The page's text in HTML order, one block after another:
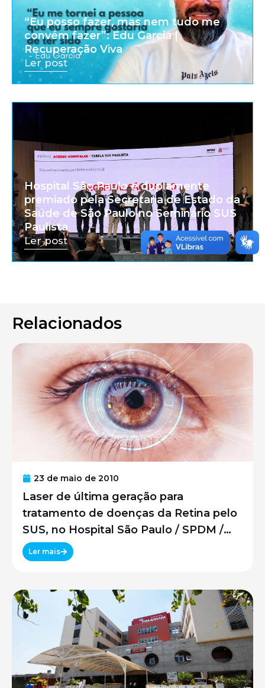
“Eu posso fazer, mas nem tudo me
convém fazer”: Edu Garcia |
Recuperação Viva
Ler post
Hospital São Paulo é duplamente
premiado pela Secretaria de Estado da
Saúde de São Paulo no Seminário SUS
Paulista
Ler post
Relacionados
23 de maio de 2010
Laser de última geração para
tratamento de doenças da Retina pelo
SUS, no Hospital São Paulo / SPDM /
UNIFESP
Ler mais